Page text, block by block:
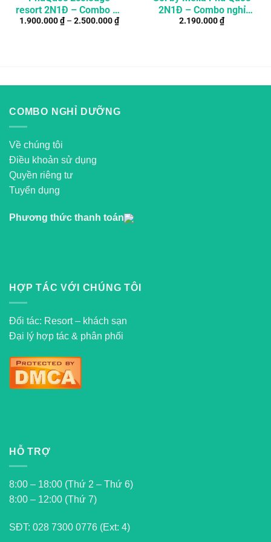
resort 2N1Đ – Combo du
lịch trọn gói giá rẻ
1.900.000₫– 2.500.000₫
2N1Đ – Combo nghỉ
dưỡng giá rẻ
2.190.000₫
COMBO NGHỈ DƯỠNG
Về chúng tôi
Điều khoản sử dụng
Quyền riêng tư
Tuyển dụng
Phương thức thanh toán
HỢP TÁC VỚI CHÚNG TÔI
Đối tác: Resort – khách sạn
Đại lý hợp tác & phân phối
HỖ TRỢ
8:00 – 18:00 (Thứ 2 – Thứ 6)
8:00 – 12:00 (Thứ 7)
SĐT: 028 7300 0776 (Ext: 4)